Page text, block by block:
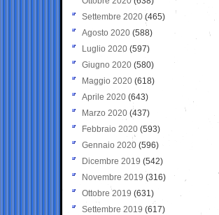
Settembre 2020(465)
Agosto 2020 (588)
Luglio 2020 (597)
Giugno 2020 (580)
Maggio 2020 (618)
Aprile 2020 (643)
Marzo 2020 (437)
Febbraio 2020 (593)
Gennaio 2020 (596)
Dicembre 2019 (542)
Novembre 2019 (316)
Ottobre 2019 (631)
Settembre 2019 (617)